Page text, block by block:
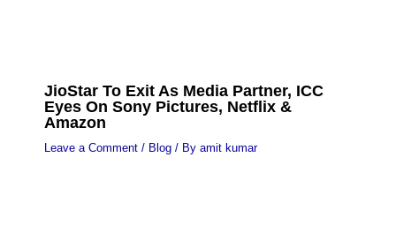
JioStar To Exit As Media Partner, ICC
Eyes On Sony Pictures, Netflix &
Amazon
Leave a Comment / Blog/ By amit kumar